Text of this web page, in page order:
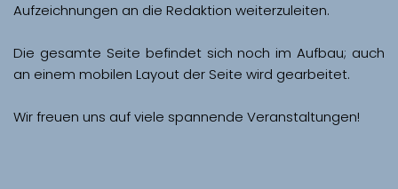
Aufzeichnungen an die Redaktion weiterzuleiten.
Die gesamte Seite befindet sich noch im Aufbau; auch
Wir freuen uns auf viele spannende Veranstaltungen!